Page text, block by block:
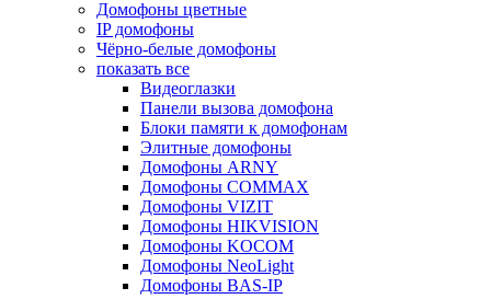
Домофоны цветные
IP домофоны
Чёрно-белые домофоны
показать все
Видеоглазки
Панели вызова домофона
Блоки памяти к домофонам
Элитные домофоны
Домофоны ARNY
Домофоны COMMAX
Домофоны VIZIT
Домофоны HIKVISION
Домофоны KOCOM
Домофоны NeoLight
Домофоны BAS-IP